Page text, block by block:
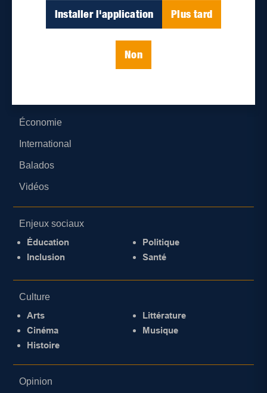
Installer l'application Plus tard
Non
Économie
International
Balados
Vidéos
Enjeux sociaux
Éducation
Inclusion
Politique
Santé
Culture
Arts
Cinéma
Histoire
Littérature
Musique
Opinion